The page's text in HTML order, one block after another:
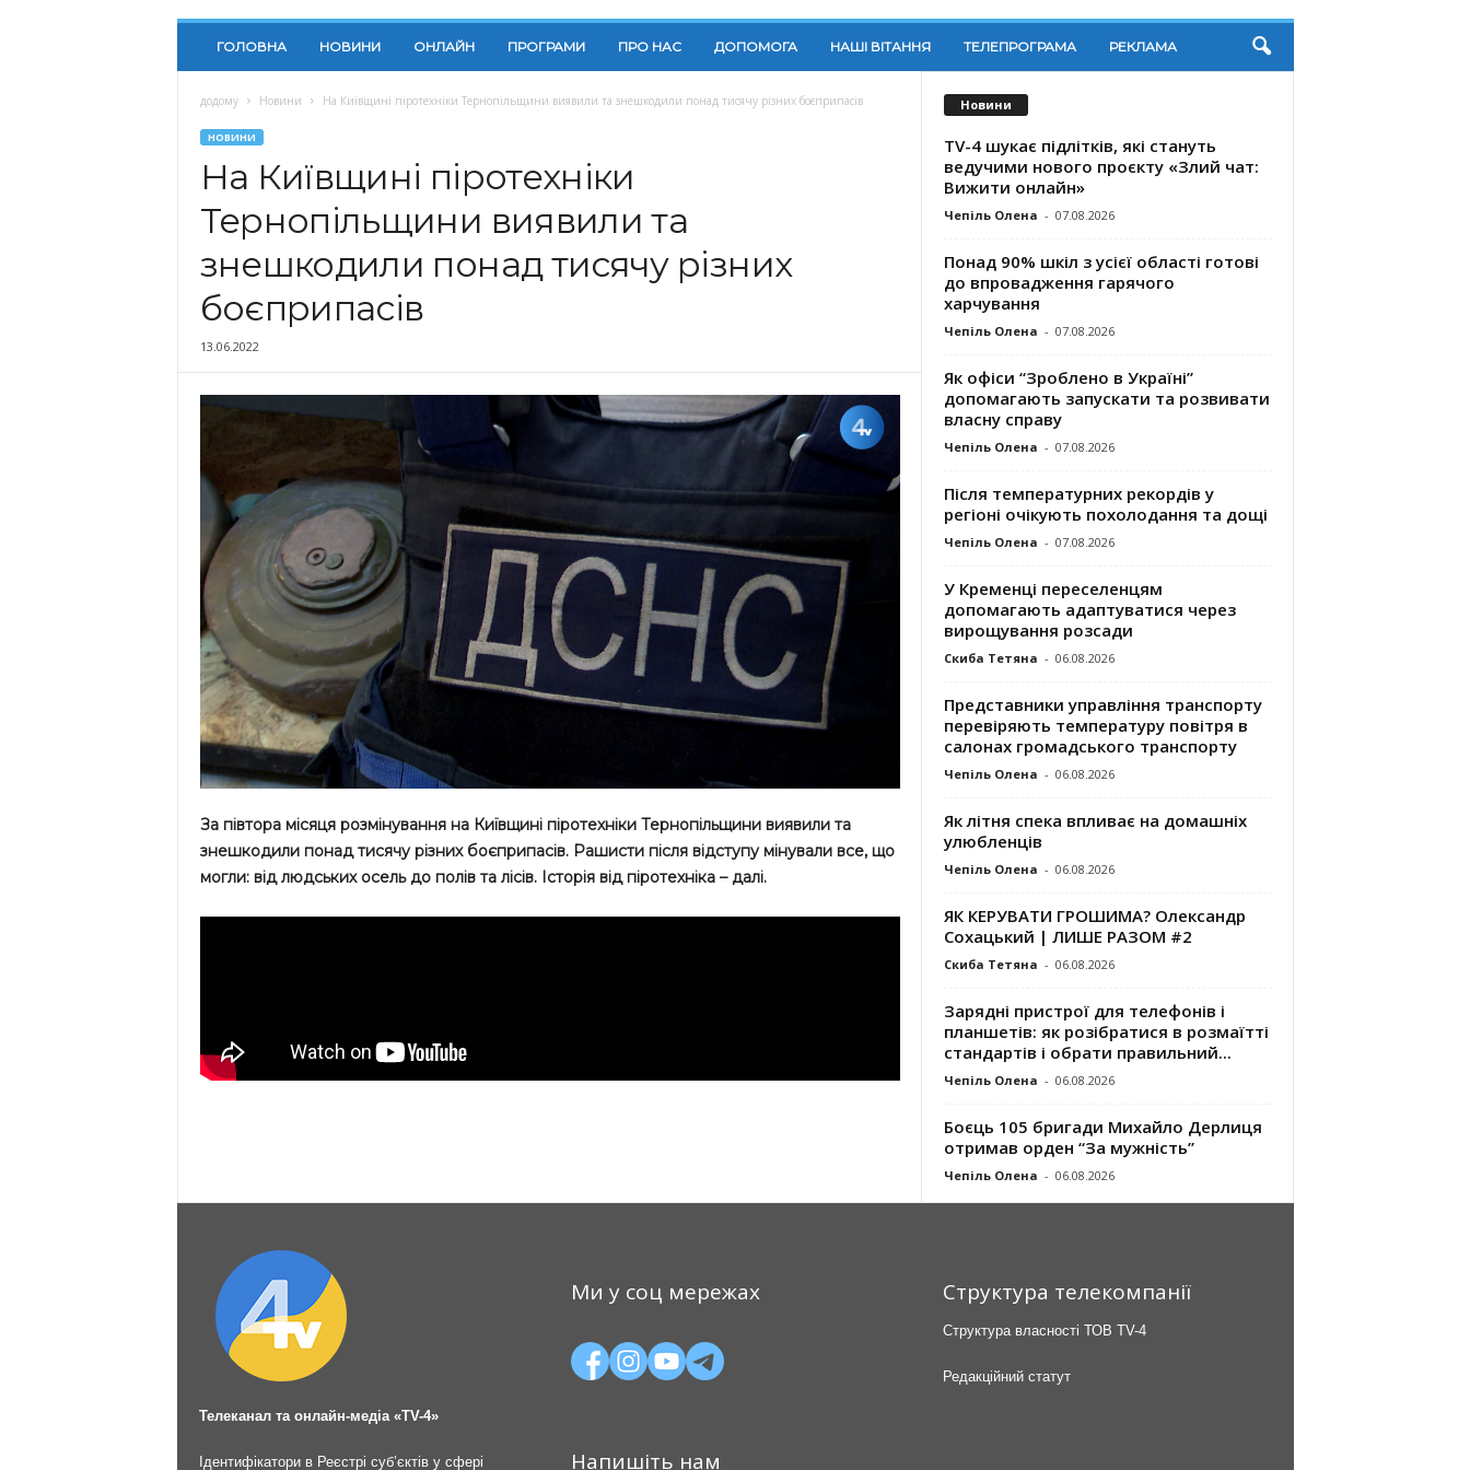
ГОЛОВНА НОВИНИ ОНЛАЙН ПРОГРАМИ ПРО НАС ДОПОМОГА НАШІ ВІТАННЯ ТЕЛЕПРОГРАМА РЕКЛАМА
додому Новини На Київщині піротехніки Тернопільщини виявили та знешкодили понад тисячу різних боєприпасів
НОВИНИ
На Київщині піротехніки
Тернопільщини виявили та
знешкодили понад тисячу різних
боєприпасів
13.06.2022
За півтора місяця розмінування на Київщині піротехніки Тернопільщини виявили та
знешкодили понад тисячу різних боєприпасів. Рашисти після відступу мінували все, що
могли: від людських осель до полів та лісів. Історія від піротехніка – далі.
Новини
TV-4 шукає підлітків, які стануть
ведучими нового проєкту «Злий чат:
Вижити онлайн»
Чепіль Олена - 07.08.2026
Понад 90% шкіл з усієї області готові
до впровадження гарячого
харчування
Чепіль Олена - 07.08.2026
Як офіси “Зроблено в Україні”
допомагають запускaти та розвивати
власну справу
Чепіль Олена - 07.08.2026
Після температурних рекордів у
регіоні очікують похолодання та дощі
Чепіль Олена - 07.08.2026
У Кременці переселенцям
допомагають адаптуватися через
вирощування розсади
Скиба Тетяна - 06.08.2026
Представники управління транспорту
перевіряють температуру повітря в
салонах громадського транспорту
Чепіль Олена - 06.08.2026
Як літня спека впливає на домашніх
улюбленців
Чепіль Олена - 06.08.2026
ЯК КЕРУВАТИ ГРОШИМА? Олександр
Сохацький | ЛИШЕ РАЗОМ #2
Скиба Тетяна - 06.08.2026
Зарядні пристрої для телефонів і
планшетів: як розібратися в розмаїтті
стандартів і обрати правильний...
Чепіль Олена - 06.08.2026
Боєць 105 бригади Михайло Дерлиця
отримав орден “За мужність”
Чепіль Олена - 06.08.2026
Телеканал та онлайн-медіа «TV-4»
Ідентифікатори в Реєстрі суб’єктів у сфері
Ми у соц мережах
Напишіть нам
Структура телекомпанії
Структура власності ТОВ TV-4
Редакційний статут